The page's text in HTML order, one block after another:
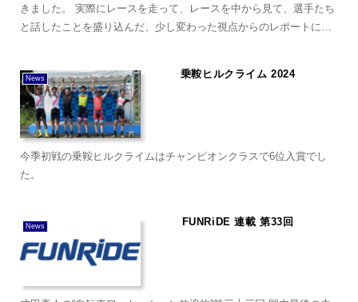
きました。 実際にレースを走って、レースを中から見て、選手たち
と話したことを盛り込んだ、少し変わった視点からのレポートにな
News 乗鞍ヒルクライム 2024
今季初戦の乗鞍ヒルクライムはチャンピオンクラスで6位入賞でし
た。
News FUNRiDE 連載 第33回